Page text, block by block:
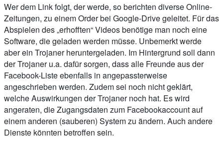
Wer dem Link folgt, der werde, so berichten diverse Online-
Zeitungen, zu einem Order bei Google-Drive geleitet. Für das
Abspielen des „erhofften“ Videos benötige man noch eine
Software, die geladen werden müsse. Unbemerkt werde
aber ein Trojaner heruntergeladen. Im Hintergrund soll dann
der Trojaner u.a. dafür sorgen, dass alle Freunde aus der
Facebook-Liste ebenfalls in angepassterweise
angeschrieben werden. Zudem sei noch nicht geklärt,
welche Auswirkungen der Trojaner noch hat. Es wird
angeraten, die Zugangsdaten zum Facebookaccount auf
einem anderen (sauberen) System zu ändern. Auch andere
Dienste könnten betroffen sein.